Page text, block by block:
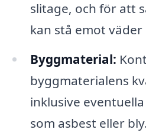
slitage, och för att
kan stå emot väder
Byggmaterial:
byggmaterialens
inklusive
som asbest eller bly.